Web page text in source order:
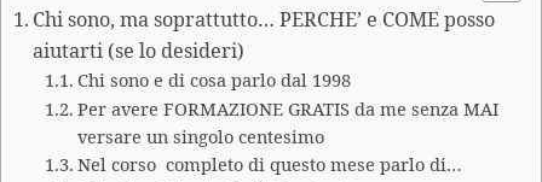
Chi sono, ma soprattutto… PERCHE’ e COME posso
aiutarti (se lo desideri)
Chi sono e di cosa parlo dal 1998
Per avere FORMAZIONE GRATIS da me senza MAI
versare un singolo centesimo
Nel corso completo di questo mese parlo di…